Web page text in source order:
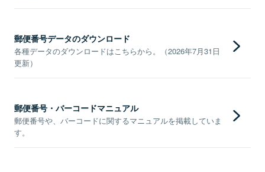
郵便番号データのダウンロード
各種データのダウンロードはこちらから。（2026年7月31日
更新）
郵便番号・バーコードマニュアル
郵便番号や、バーコードに関するマニュアルを掲載していま
す。